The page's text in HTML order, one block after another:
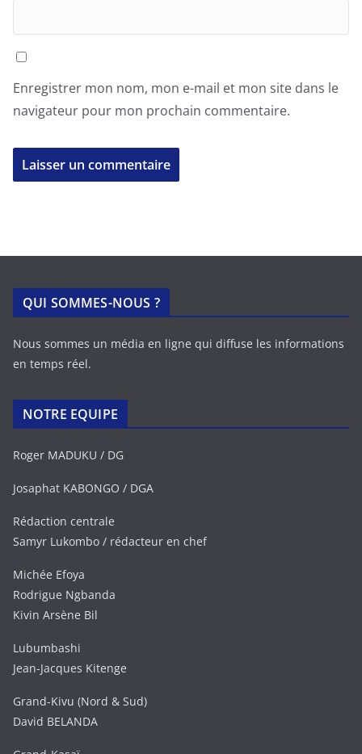
Enregistrer mon nom, mon e-mail et mon site dans le
navigateur pour mon prochain commentaire.
QUI SOMMES-NOUS ?
Nous sommes un média en ligne qui diffuse les informations
en temps réel.
NOTRE EQUIPE
Roger MADUKU / DG
Josaphat KABONGO / DGA
Rédaction centrale
Samyr Lukombo / rédacteur en chef
Michée Efoya
Rodrigue Ngbanda
Kivin Arsène Bil
Lubumbashi
Jean-Jacques Kitenge
Grand-Kivu (Nord & Sud)
David BELANDA